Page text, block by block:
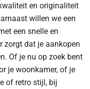
en originaliteit
willen we een
een snelle en
zorgt dat je aankopen
Of je nu op zoek bent
je woonkamer, of je
of retro stijl, bij